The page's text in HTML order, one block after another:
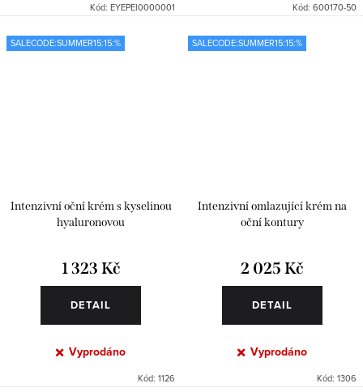
Kód: EYEPEI0000001 Kód: 600170-50
SALECODE:SUMMER15:15:%
Intenzivní oční krém s kyselinou
hyaluronovou
1 323 Kč
DETAIL
Vyprodáno
Kód: 1126
SALECODE:SUMMER15:15:%
Intenzivní omlazující krém na
oční kontury
2 025 Kč
DETAIL
Vyprodáno
Kód: 1306